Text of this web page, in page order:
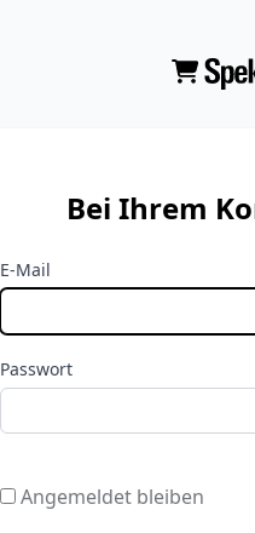
Bei Ihrem
E-Mail
Passwort
Angemeldet bleiben